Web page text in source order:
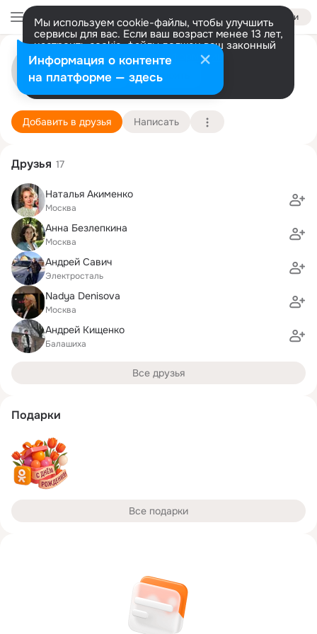
Войти
Мы используем cookie-файлы, чтобы улучшить
сервисы для вас. Если ваш возраст менее 13 лет,
настроить cookie-файлы должен ваш законный
представитель. Больше информации
Разрешить все Настроить
Галина Гурсолль
Париж
1 сентября (48 лет)
Факультет международных экономических
Подробнее
Добавить в друзья Написать
Друзья 17
Наталья Акименко
Москва
Анна Безлепкина
Москва
Андрей Савич
Электросталь
Nadya Denisova
Москва
Андрей Кищенко
Балашиха
Все друзья
Подарки
Все подарки
Информация о контенте
на платформе — здесь